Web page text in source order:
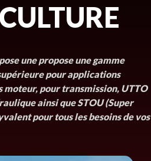
une propose une gamme
pour applications
moteur, pour transmission, UTTO
ainsi que STOU (Super
pour tous les besoins de vos